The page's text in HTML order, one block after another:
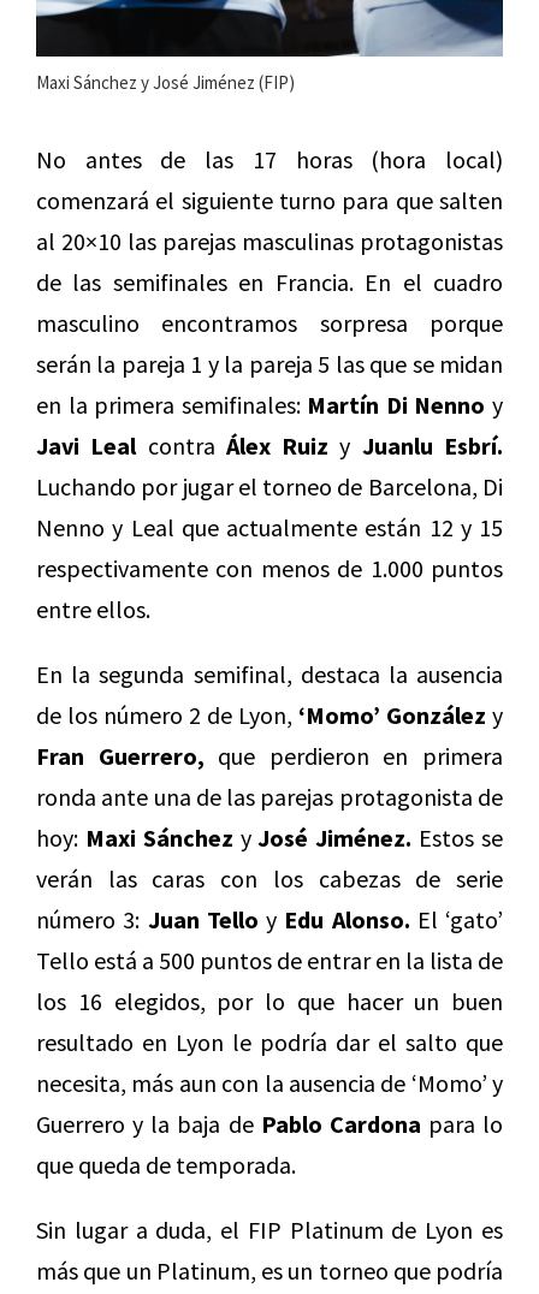
Maxi Sánchez y José Jiménez (FIP)
No antes de las 17 horas (hora local)
comenzará el siguiente turno para que salten
al 20×10 las parejas masculinas protagonistas
de las semifinales en Francia. En el cuadro
masculino encontramos sorpresa porque
serán la pareja 1 y la pareja 5 las que se midan
en la primera semifinales: Martín Di Nenno y
Javi Leal contra Álex Ruiz y Juanlu Esbrí.
Luchando por jugar el torneo de Barcelona, Di
Nenno y Leal que actualmente están 12 y 15
respectivamente con menos de 1.000 puntos
entre ellos.
En la segunda semifinal, destaca la ausencia
de los número 2 de Lyon, ‘Momo’ González y
Fran Guerrero, que perdieron en primera
ronda ante una de las parejas protagonista de
hoy: Maxi Sánchez yJosé Jiménez. Estos se
verán las caras con los cabezas de serie
número 3: Juan Tello y Edu Alonso. El ‘gato’
Tello está a 500 puntos de entrar en la lista de
los 16 elegidos, por lo que hacer un buen
resultado en Lyon le podría dar el salto que
necesita, más aun con la ausencia de ‘Momo’ y
Guerrero y la baja de Pablo Cardona para lo
que queda de temporada.
Sin lugar a duda, el FIP Platinum de Lyon es
más que un Platinum, es un torneo que podría